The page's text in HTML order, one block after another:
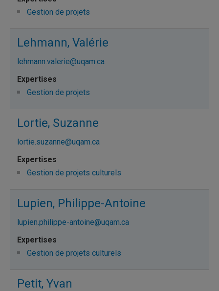
Gestion de projets
Lehmann, Valérie
lehmann.valerie@uqam.ca
Gestion de projets
Lortie, Suzanne
lortie.suzanne@uqam.ca
Gestion de projets culturels
Lupien, Philippe-Antoine
lupien.philippe-antoine@uqam.ca
Gestion de projets culturels
Petit, Yvan